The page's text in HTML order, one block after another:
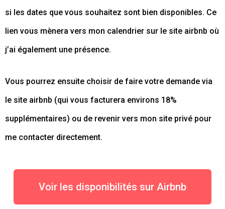
si les dates que vous souhaitez sont bien disponibles. Ce
lien vous mènera vers mon calendrier sur le site airbnb où
j’ai également une présence.
Vous pourrez ensuite choisir de faire votre demande via
le site airbnb (qui vous facturera environs 18%
supplémentaires) ou de revenir vers mon site privé pour
me contacter directement.
Voir les disponibilités sur Airbnb